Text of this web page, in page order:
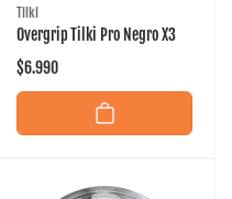
Proveedor:
Tilki
Overgrip Tilki Pro Negro X3
Precio
habitual
$6.990